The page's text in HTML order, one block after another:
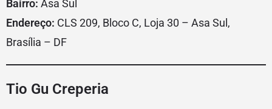
Bairro: Asa Sul
Endereço: CLS 209, Bloco C, Loja 30 – Asa Sul,
Brasília – DF
Tio Gu Creperia